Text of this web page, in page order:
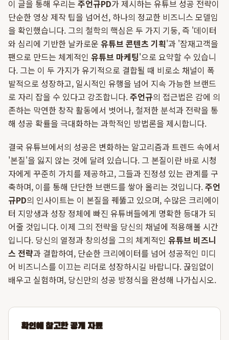
이 글을 통해 우리는 주언규PD가 제시하는 유튜브 성공 전략이
단순한 영상 제작 팁을 넘어선, 하나의 정교한 비즈니스 모델임
을 확인했습니다. 그의 철학의 핵심은 두 가지 기둥, 즉 '데이터
와 심리에 기반한 날카로운 유튜브 콘텐츠 기획'과 '잠재고객을
팬으로 만드는 체계적인 유튜브 마케팅'으로 요약할 수 있습니
다. 그는 이 두 가지가 유기적으로 결합될 때 비로소 채널이 폭
발적으로 성장하고, 일시적인 유행을 넘어 지속 가능한 브랜드
로 자리 잡을 수 있다고 강조합니다.주언규의 접근법은 감에 의
존하는 막연한 창작 활동에서 벗어나, 철저한 분석과 전략을 통
해 성공 확률을 극대화하는 과학적인 방법론을 제시합니다.
결국 유튜브에서의 성공은 변화하는 알고리즘과 트렌드 속에서
'본질'을 잃지 않는 것에 달려 있습니다. 그 본질이란 바로 시청
자에게 꾸준히 가치를 제공하고, 그들과 진정성 있는 관계를 구
축하며, 이를 통해 단단한 브랜드를 쌓아 올리는 것입니다.주언
규PD의 인사이트는 이 본질을 꿰뚫고 있으며, 수많은 크리에이
터 지망생과 성장 정체에 빠진 유튜버들에게 명확한 등대가 되
어줄 것입니다. 이제 그의 전략을 당신의 채널에 적용해볼 시간
입니다. 당신의 열정과 창의성을 그의 체계적인 유튜브 비즈니
스 전략과 결합하여, 단순한 크리에이터를 넘어 성공적인 미디
어 비즈니스를 이끄는 리더로 성장하시길 바랍니다. 끊임없이
배우고 실험하며, 당신만의 성공 방정식을 완성해 나가십시오.
확인에 참고한 공개 자료